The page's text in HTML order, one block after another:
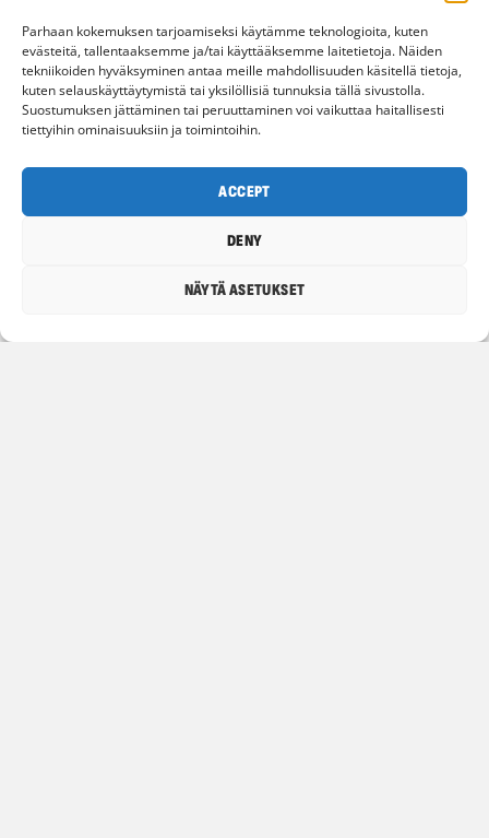
Parhaan kokemuksen tarjoamiseksi käytämme teknologioita, kuten
evästeitä, tallentaaksemme ja/tai käyttääksemme laitetietoja. Näiden
tekniikoiden hyväksyminen antaa meille mahdollisuuden käsitellä tietoja,
kuten selauskäyttäytymistä tai yksilöllisiä tunnuksia tällä sivustolla.
Suostumuksen jättäminen tai peruuttaminen voi vaikuttaa haitallisesti
tiettyihin ominaisuuksiin ja toimintoihin.
ACCEPT
DENY
NÄYTÄ ASETUKSET
the aerial hoop, silks, and the trapeze. I offer
performances ranging from 5 to 15 minutes in
length, suitable for both indoor and outdoor
events. I ...
ADD TO QUOTE REQUEST